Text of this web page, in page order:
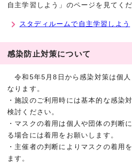
自主学習しよう」のページを見てくだ
スタディルームで自主学習しよう
感染防止対策について
令和5年5月8日から感染対策は個人
なります。
・施設のご利用時には基本的な感染
検討ください。
・マスクの着用は個人や団体の判断
る場合には着用をお願いします。
・主催者の判断によりマスクの着用
ます。